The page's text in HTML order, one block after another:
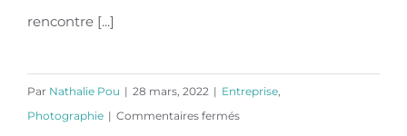
rencontre [...]
Par Nathalie Pou | 28 mars, 2022 | Entreprise
Photographie | Commentaires ferméssur